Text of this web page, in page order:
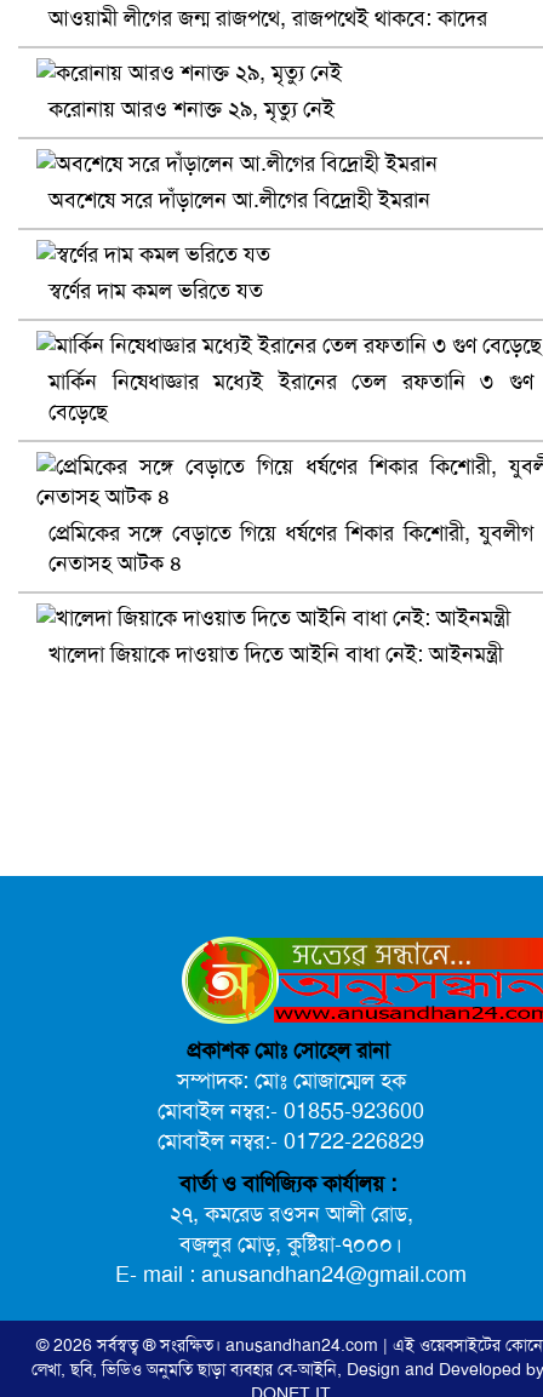
প্রোটিয়াদের হারিয়ে বিশ্বকাপের শিরোপা ঘরে তুলল ভারত
সৌদিতে ব্যাপক ধরপাকড়, এক সপ্তাহেই ২১ হাজারের বেশি
ভিউ বাড়াতে রাম দা হাতে ফেসবুকে ভিডিও পোস্ট শিক্ষকের
আওয়ামী লীগের জন্ম রাজপথে, রাজপথেই থাকবে: কাদের
করোনায় আরও শনাক্ত ২৯, মৃত্যু নেই
অবশেষে সরে দাঁড়ালেন আ.লীগের বিদ্রোহী ইমরান
স্বর্ণের দাম কমল ভরিতে যত
মার্কিন নিষেধাজ্ঞার মধ্যেই ইরানের তেল রফতানি ৩ গুণ
বেড়েছে
প্রেমিকের সঙ্গে বেড়াতে গিয়ে ধর্ষণের শিকার কিশোরী, যুবলীগ
নেতাসহ আটক ৪
খালেদা জিয়াকে দাওয়াত দিতে আইনি বাধা নেই: আইনমন্ত্রী
প্রকাশক মোঃ সোহেল রানা
সম্পাদক: মোঃ মোজাম্মেল হক
মোবাইল নম্বর:- 01855-923600
মোবাইল নম্বর:- 01722-226829
বার্তা ও বাণিজ্যিক কার্যালয় :
২৭, কমরেড রওসন আলী রোড,
বজলুর মোড়, কুষ্টিয়া-৭০০০।
E- mail : anusandhan24@gmail.com
© 2026 সর্বস্বত্ব ® সংরক্ষিত। anusandhan24.com | এই ওয়েবসাইটের
লেখা, ছবি, ভিডিও অনুমতি ছাড়া ব্যবহার বে-আইনি, Design and Developed